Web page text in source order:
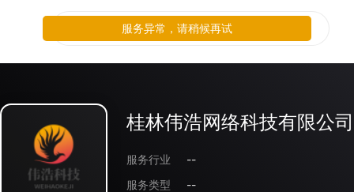
桂林伟浩网络科技有限公司
服务行业
--
服务类型
--
服务异常，请稍候再试